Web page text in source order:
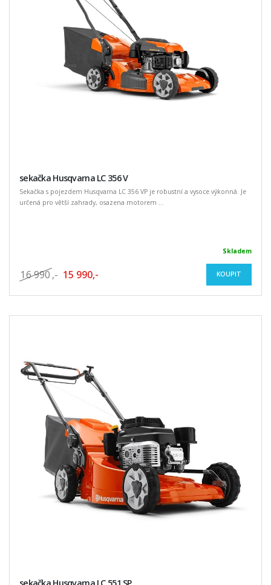
sekačka Husqvarna LC 356 V
Sekačka s pojezdem Husqvarna LC 356 VP je robustní a vysoce výkonná. Je
určená pro větší zahrady, osazena motorem ...
Skladem
16 990 ,- 15 990,- KOUPIT